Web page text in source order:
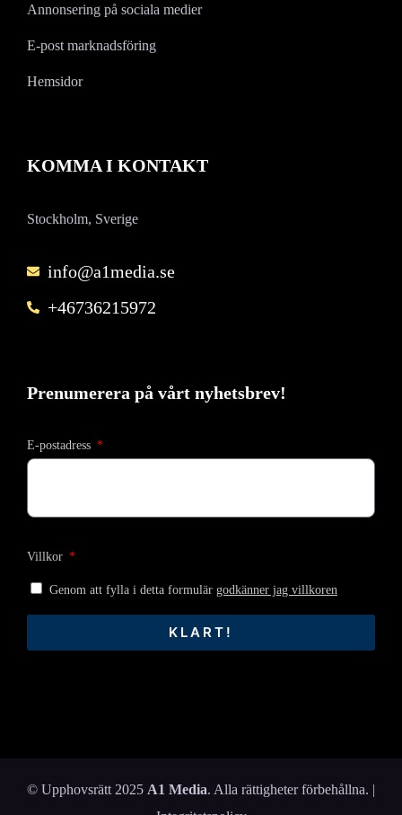
Annonsering på sociala medier
E-post marknadsföring
Hemsidor
KOMMA I KONTAKT
Stockholm, Sverige
info@a1media.se
+46736215972
Prenumerera på vårt nyhetsbrev!
E-postadress
Villkor
Genom att fylla i detta formulär godkänner jag villkoren
KLART!
© Upphovsrätt 2025 A1 Media. Alla rättigheter förbehållna. |